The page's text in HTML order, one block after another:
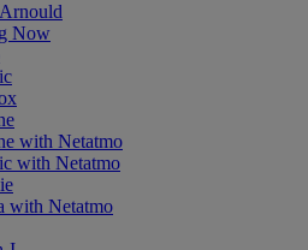
Now
with Netatmo
with Netatmo
with Netatmo